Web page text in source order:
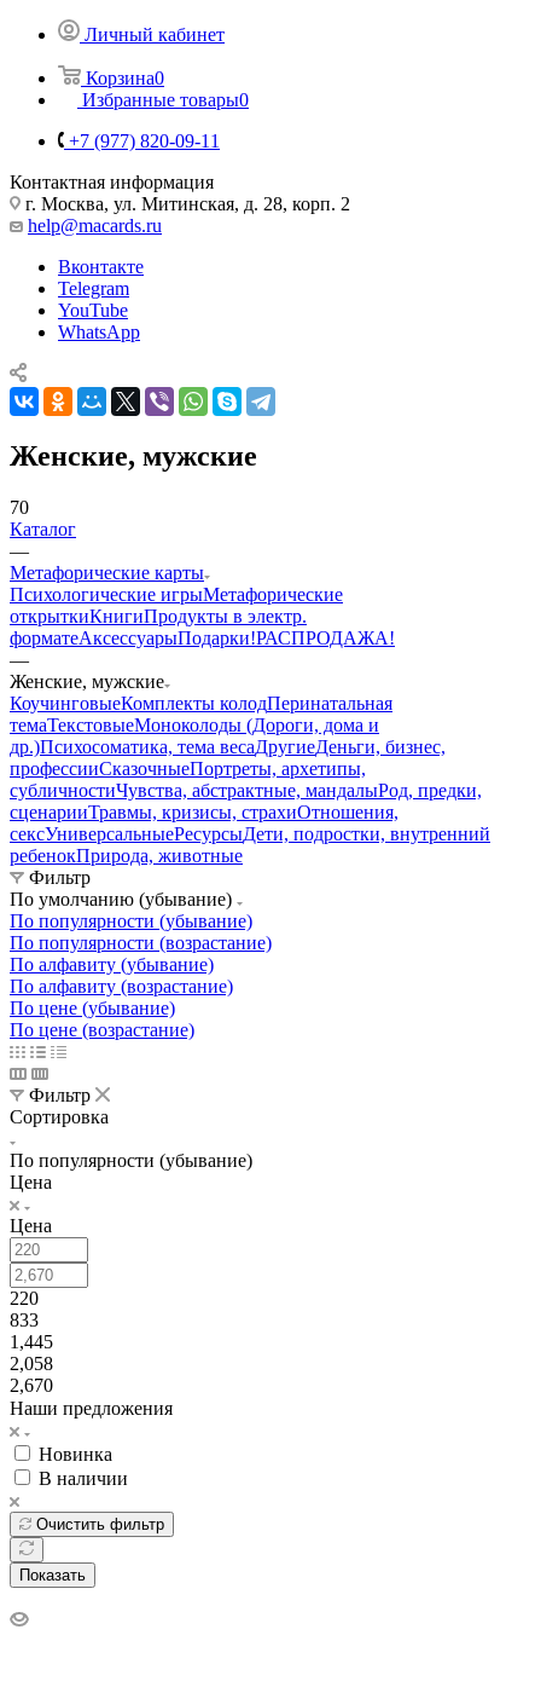
Личный кабинет
Корзина0
Избранные товары0
+7 (977) 820-09-11
Контактная информация
г. Москва, ул. Митинская, д. 28, корп. 2
help@macards.ru
Вконтакте
Telegram
YouTube
WhatsApp
Женские, мужские
70
Каталог
—
Mетафорические карты
Психологические игрыМетафорические
открыткиКнигиПродукты в электр.
форматеАксессуарыПодарки!РАСПРОДАЖА!
—
Женские, мужские
КоучинговыеКомплекты колодПеринатальная
темаТекстовыеМоноколоды (Дороги, дома и
др.)Психосоматика, тема весаДругиеДеньги, бизнес,
профессииСказочныеПортреты, архетипы,
субличностиЧувства, абстрактные, мандалыРод, предки,
сценарииТравмы, кризисы, страхиОтношения,
сексУниверсальныеРесурсыДети, подростки, внутренний
ребенокПрирода, животные
Фильтр
По умолчанию (убывание)
По популярности (убывание)
По популярности (возрастание)
По алфавиту (убывание)
По алфавиту (возрастание)
По цене (убывание)
По цене (возрастание)
Фильтр
Сортировка
По популярности (убывание)
Цена
Цена
220
833
1,445
2,058
2,670
Наши предложения
Новинка
В наличии
Очистить фильтр
Показать